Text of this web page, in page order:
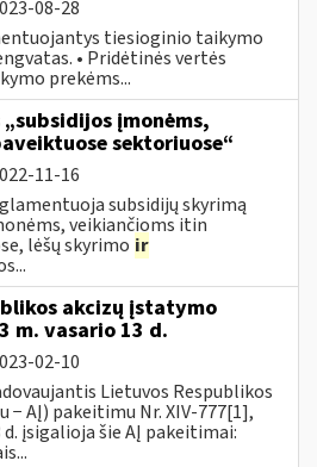
08-28
tiesioginio taikymo
• Pridėtinės vertės
prekėms...
„subsidijos įmonėms,
sektoriuose“
11-16
subsidijų skyrimą
veikiančioms itin
lėšų skyrimo ir
akcizų įstatymo
m. vasario 13 d.
02-10
Lietuvos Respublikos
AĮ) pakeitimu Nr. XIV-777[1],
d. įsigalioja šie AĮ pakeitimai: